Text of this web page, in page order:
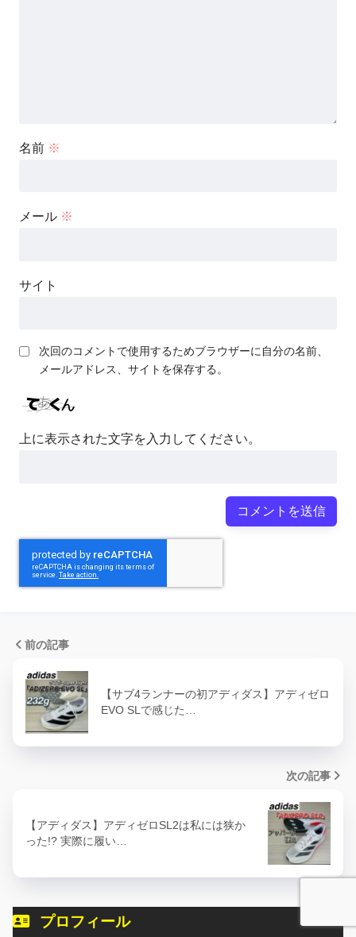
名前 ※
メール ※
サイト
次回のコメントで使用するためブラウザーに自分の名前、
メールアドレス、サイトを保存する。
上に表示された文字を入力してください。
前の記事
【サブ4ランナーの初アディダス】アディゼロ
EVO SLで感じた…
次の記事
【アディダス】アディゼロSL2は私には狭か
った!? 実際に履い…
プロフィール